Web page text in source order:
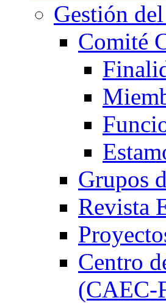
Gestión
Comité
Grupos
Revista
Centro
(CAEC-